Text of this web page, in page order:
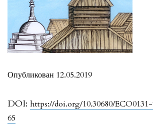
DOI: https://doi.org/10.30680/
65
Опубликован 12.05.2019